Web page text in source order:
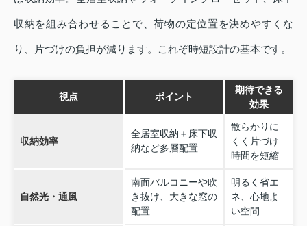
収納を組み合わせることで、荷物の定位置を決めやすくな
り、片づけの負担が減ります。これぞ時短設計の基本です。
視点 ポイント
期待できる
効果
収納効率
全居室収納＋床下収
納など多層配置
散らかりに
くく片づけ
時間を短縮
自然光・通風
南面バルコニーや吹
き抜け、大きな窓の
配置
明るく省エ
ネ、心地よ
い空間